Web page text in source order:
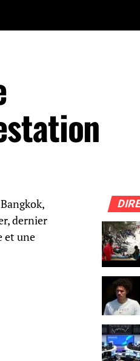
dernier
et une